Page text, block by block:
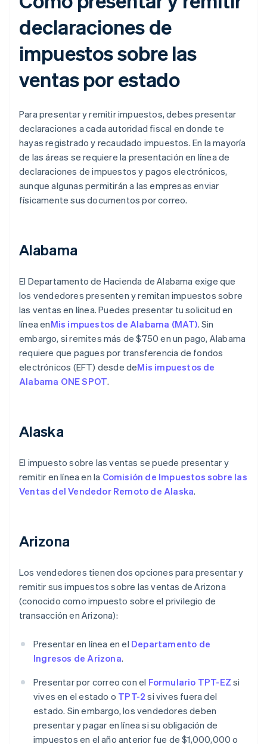
declaraciones de
impuestos sobre las
ventas por estado
Para presentar y remitir impuestos, debes presentar
declaraciones a cada autoridad fiscal en donde te
hayas registrado y recaudado impuestos. En la mayoría
de las áreas se requiere la presentación en línea de
declaraciones de impuestos y pagos electrónicos,
aunque algunas permitirán a las empresas enviar
físicamente sus documentos por correo.
Alabama
El Departamento de Hacienda de Alabama exige que
los vendedores presenten y remitan impuestos sobre
las ventas en línea. Puedes presentar tu solicitud en
línea enMis impuestos de Alabama (MAT). Sin
embargo, si remites más de $750 en un pago, Alabama
requiere que pagues por transferencia de fondos
electrónicos (EFT) desde deMis impuestos de
Alabama ONE SPOT.
Alaska
El impuesto sobre las ventas se puede presentar y
remitir en línea en la Comisión de Impuestos sobre las
Ventas del Vendedor Remoto de Alaska.
Arizona
Los vendedores tienen dos opciones para presentar y
remitir sus impuestos sobre las ventas de Arizona
(conocido como impuesto sobre el privilegio de
transacción en Arizona):
Presentar en línea en el Departamento de
Ingresos de Arizona.
Presentar por correo con el Formulario TPT-EZ si
vives en el estado o TPT-2 si vives fuera del
estado. Sin embargo, los vendedores deben
presentar y pagar en línea si su obligación de
impuestos en el año anterior fue de $1,000,000 o